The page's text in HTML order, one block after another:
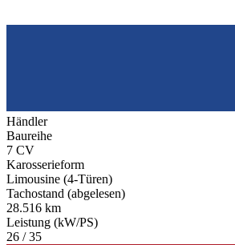
Händler
Baureihe
7 CV
Karosserieform
Limousine (4-Türen)
Tachostand (abgelesen)
28.516 km
Leistung (kW/PS)
26 / 35